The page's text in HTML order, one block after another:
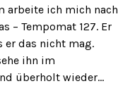
arbeite ich mich nach
– Tempomat 127. Er
er das nicht mag.
ihn im
überholt wieder…